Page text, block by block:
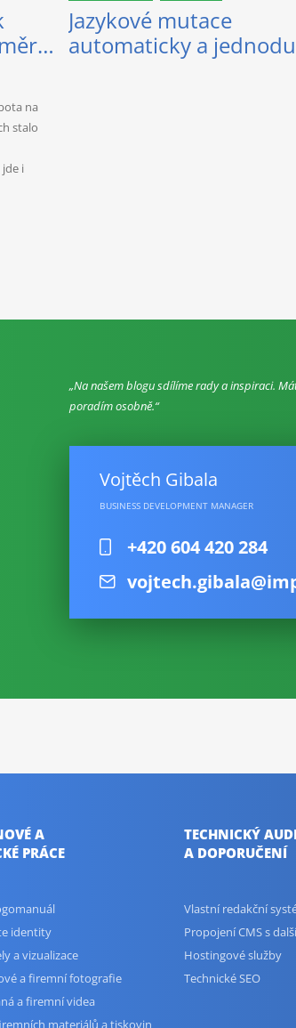
a
na
stalo
i
Jazykové mutace
automaticky a
Na našem blogu sdílíme rady a inspiraci.
poradím osobně.
Vojtěch Gibala
BUSINESS DEVELOPMENT MANAGER
+420 604 420 284
A
PRÁCE
identity
a vizualizace
a firemní fotografie
a firemní videa
materiálů a tiskovin
TECHNICKÝ
A DOPORUČENÍ
Vlastní redakční
Propojení CMS s
Hostingové služby
Technické SEO